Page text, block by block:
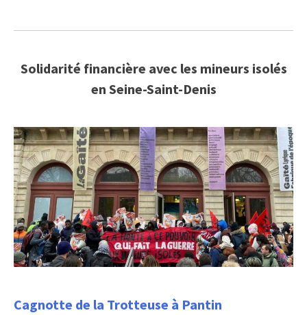
Solidarité financière avec les mineurs isolés
en Seine-Saint-Denis
Cagnotte de la Trotteuse à Pantin